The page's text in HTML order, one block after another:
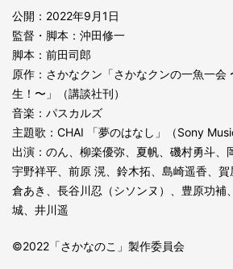
公開：2022年9月1日
監督・脚本：沖田修一
脚本：前田司郎
原作：さかなクン「さかなクンの一魚一会
生！〜」（講談社刊）
音楽：パスカルズ
主題歌：CHAI 「夢のはなし」（Sony
出演：のん、柳楽優弥、夏帆、磯村勇斗、
宇野祥平、前原 滉、鈴木拓、島崎遥香、
倉あき、長谷川忍（シソンヌ）、豊原功補
城、井川遥
©2022「さかなのこ」製作委員会